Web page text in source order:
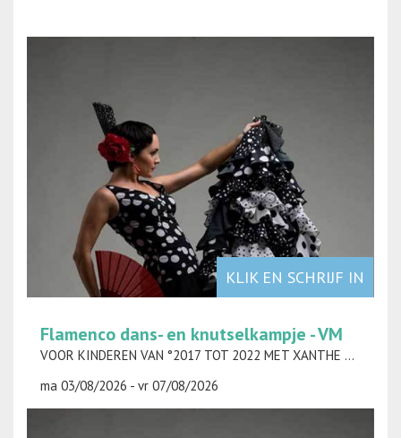
KLIK EN SCHRIJF IN
Flamenco dans- en knutselkampje - VM
VOOR KINDEREN VAN °2017 TOT 2022 MET XANTHE RODTS
ma 03/08/2026 - vr 07/08/2026